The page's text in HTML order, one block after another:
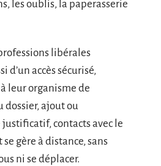
les oublis, la paperasserie
libérales
d’un accès sécurisé,
leur organisme de
dossier, ajout ou
contacts avec le
gère à distance, sans
ni se déplacer.